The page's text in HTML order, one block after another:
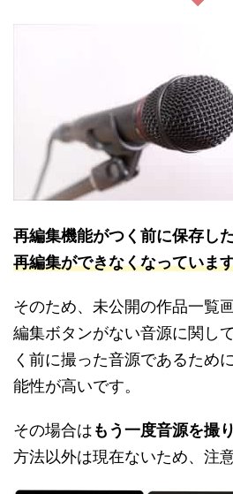
再編集機能がつく前に保存し
再編集ができなくなっていま
そのため、未公開の作品一覧
編集ボタンがない音源に関し
く前に撮った音源であるため
能性が高いです。
その場合はもう一度音源を撮
方法以外は現在ないため、注